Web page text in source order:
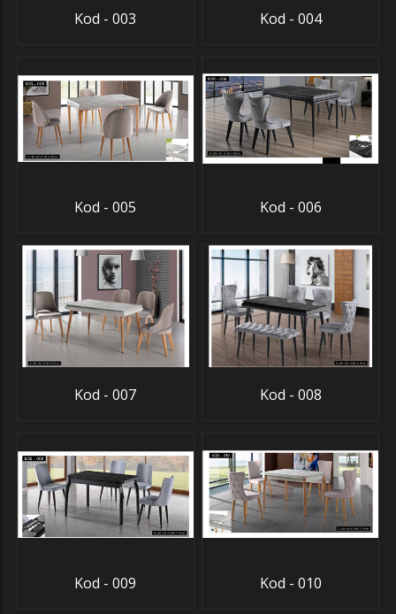
Kod - 003 Kod - 004
Kod - 005 Kod - 006
Kod - 007 Kod - 008
Kod - 009 Kod - 010